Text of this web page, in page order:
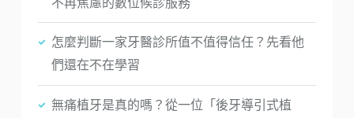
怎麼判斷一家牙醫診所值不值得信任？先看他
們還在不在學習
無痛植牙是真的嗎？從一位「後牙導引式植